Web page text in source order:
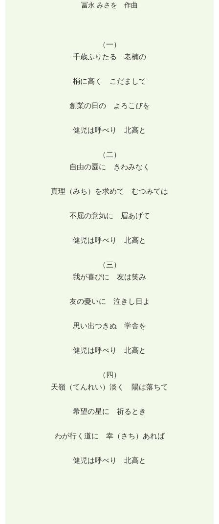
冨永 みさを 作曲
（一）
千歳ふりたる 老楠の
梢に高く こだまして
創業の日の よろこびを
健児は呼べり 北高と
（二）
自由の園に きわみなく
真理（みち）を求めて むつみては
不屈の意気に 眉あげて
健児は呼べり 北高と
（三）
我が喜びに 友は笑み
友の憂いに 泣きし日よ
思い出つきぬ 学舎を
健児は呼べり 北高と
（四）
天嶺（てんれい）淡く 陽は落ちて
希望の星に 祈るとき
わが行く道に 幸（さち）あれば
健児は呼べり 北高と